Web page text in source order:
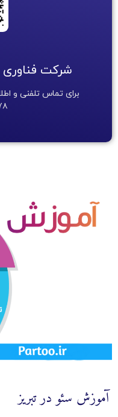
شرکت فناوری
برای تماس تلفنی و
آموزش سئو در تبریز